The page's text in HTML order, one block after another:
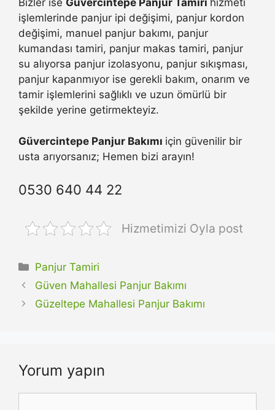
Bizler ise Güvercintepe Panjur Tamiri hizmeti
işlemlerinde panjur ipi değişimi, panjur kordon
değişimi, manuel panjur bakımı, panjur
kumandası tamiri, panjur makas tamiri, panjur
su alıyorsa panjur izolasyonu, panjur sıkışması,
panjur kapanmıyor ise gerekli bakım, onarım ve
tamir işlemlerini sağlıklı ve uzun ömürlü bir
şekilde yerine getirmekteyiz.
Güvercintepe Panjur Bakımı için güvenilir bir
usta arıyorsanız; Hemen bizi arayın!
0530 640 44 22
Hizmetimizi Oyla post
Kategoriler
Panjur Tamiri
Güven Mahallesi Panjur Bakımı
Güzeltepe Mahallesi Panjur Bakımı
Yorum yapın